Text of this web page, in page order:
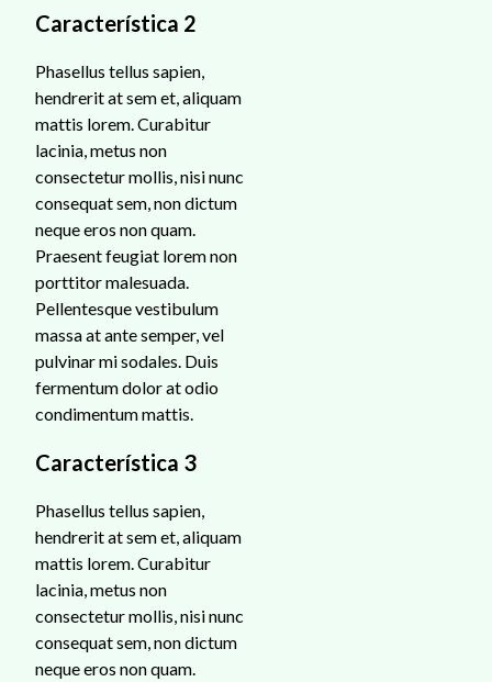
Característica 2
Phasellus tellus sapien,
hendrerit at sem et, aliquam
mattis lorem. Curabitur
lacinia, metus non
consectetur mollis, nisi nunc
consequat sem, non dictum
neque eros non quam.
Praesent feugiat lorem non
porttitor malesuada.
Pellentesque vestibulum
massa at ante semper, vel
pulvinar mi sodales. Duis
fermentum dolor at odio
condimentum mattis.
Característica 3
Phasellus tellus sapien,
hendrerit at sem et, aliquam
mattis lorem. Curabitur
lacinia, metus non
consectetur mollis, nisi nunc
consequat sem, non dictum
neque eros non quam.